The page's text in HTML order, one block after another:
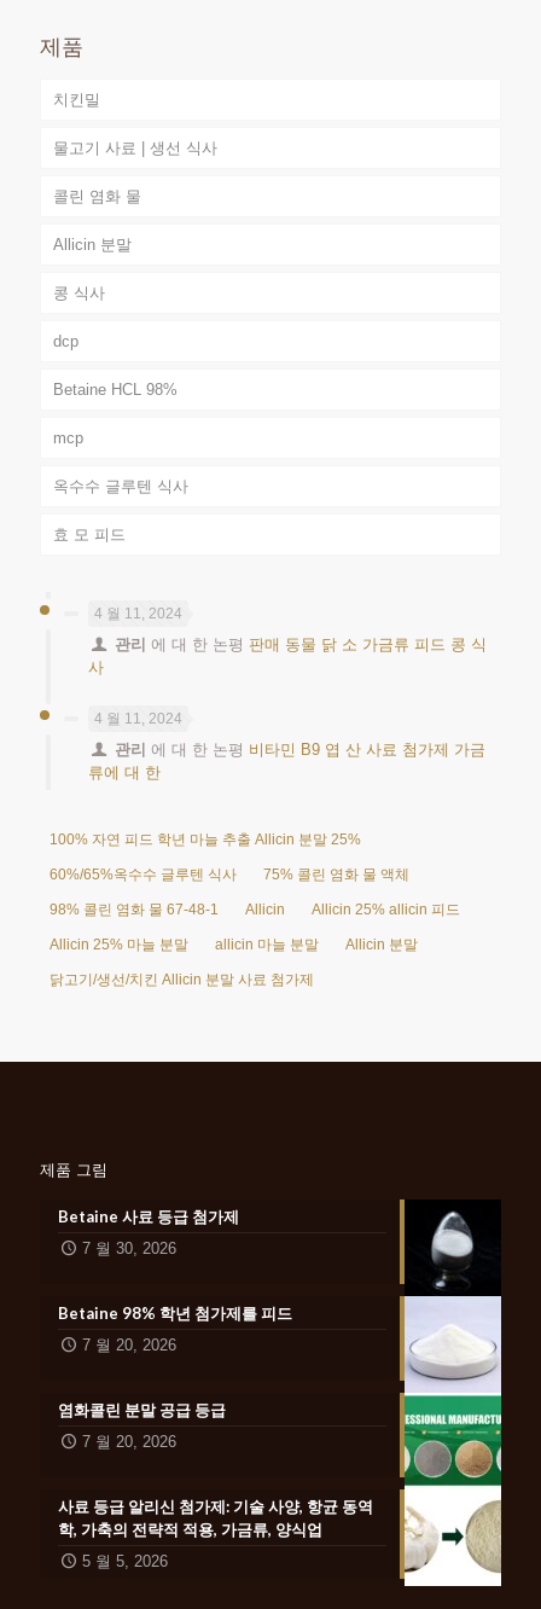
제품
치킨밀
물고기 사료 | 생선 식사
콜린 염화 물
Allicin 분말
콩 식사
dcp
Betaine HCL 98%
mcp
옥수수 글루텐 식사
효 모 피드
4 월 11, 2024
관리 에 대 한 논평 판매 동물 닭 소 가금류 피드 콩 식
사
4 월 11, 2024
관리 에 대 한 논평 비타민 B9 엽 산 사료 첨가제 가금
류에 대 한
100% 자연 피드 학년 마늘 추출 Allicin 분말 25%
60%/65%옥수수 글루텐 식사 75% 콜린 염화 물 액체
98% 콜린 염화 물 67-48-1 Allicin Allicin 25% allicin 피드
Allicin 25% 마늘 분말 allicin 마늘 분말 Allicin 분말
닭고기/생선/치킨 Allicin 분말 사료 첨가제
제품 그림
Betaine 사료 등급 첨가제
7 월 30, 2026
Betaine 98% 학년 첨가제를 피드
7 월 20, 2026
염화콜린 분말 공급 등급
7 월 20, 2026
사료 등급 알리신 첨가제: 기술 사양, 항균 동역
학, 가축의 전략적 적용, 가금류, 양식업
5 월 5, 2026